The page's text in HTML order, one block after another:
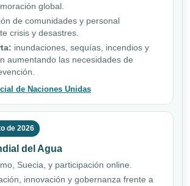
global.
de comunidades y personal
crisis y desastres.
inundaciones, sequías, incendios y
aumentando las necesidades de
de Naciones Unidas
de 2026
del Agua
Suecia, y participación online.
innovación y gobernanza frente a